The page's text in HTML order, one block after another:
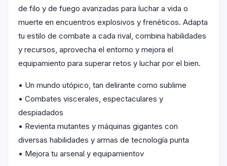
de filo y de fuego avanzadas para luchar a vida o
muerte en encuentros explosivos y frenéticos. Adapta
tu estilo de combate a cada rival, combina habilidades
y recursos, aprovecha el entorno y mejora el
equipamiento para superar retos y luchar por el bien.
• Un mundo utópico, tan delirante como sublime
• Combates viscerales, espectaculares y
despiadados
• Revienta mutantes y máquinas gigantes con
diversas habilidades y armas de tecnología punta
• Mejora tu arsenal y equipamientov